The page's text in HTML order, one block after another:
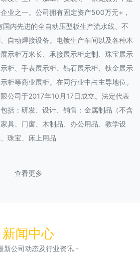
业之一。公司拥有固定资产500万元+，
内先进的全自动压型板生产流水线、不
自动焊接设备。电镀生产车间以及各种木
示柜万米长、承接展示柜定制、珠宝展示
柜、手表展示柜、钻石展示柜、钛金展示
柜等商业展柜。在同行业中占主导地位。
公司于2017年10月17日成立。法定代表
括：研发、设计、销售：金属制品（不含
具、门窗、木制品、办公用品、教学设
珠宝、床上用品
查看更多
新闻中心
新公司动态及行业资讯 -